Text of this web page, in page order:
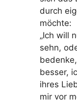
durch
möchte:
„Ich will
sehn,
besser,
ihres
mir vor